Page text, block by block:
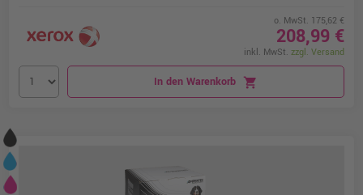
o. MwSt. 175,62 €
208,99 €
inkl. MwSt. zzgl. Versand
In den Warenkorb shopping_cart